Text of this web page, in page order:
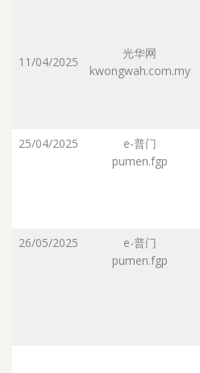
11/04/2025
光华网
kwongwah.com.my
25/04/2025
e-普门
pumen.fgp
26/05/2025
e-普门
pumen.fgp